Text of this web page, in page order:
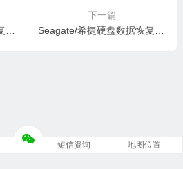
下一篇
短信资询 地图位置